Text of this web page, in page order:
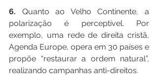
6. Quanto ao Velho Continente, a
polarização é perceptível. Por
exemplo, uma rede de direita cristã,
Agenda Europe, opera em 30 países e
propõe “restaurar a ordem natural”,
realizando campanhas anti-direitos.